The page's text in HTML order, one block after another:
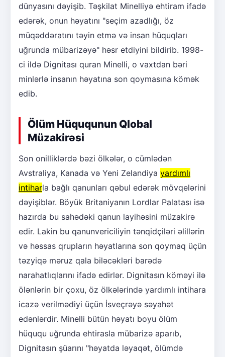
dünyasını dəyişib. Təşkilat Minelliyə ehtiram ifadə
edərək, onun həyatını "seçim azadlığı, öz
müqəddəratını təyin etmə və insan hüquqları
uğrunda mübarizəyə" həsr etdiyini bildirib. 1998-
ci ildə Dignitası quran Minelli, o vaxtdan bəri
minlərlə insanın həyatına son qoymasına kömək
edib.
Ölüm Hüququnun Qlobal
Müzakirəsi
Son onilliklərdə bəzi ölkələr, o cümlədən
Avstraliya, Kanada və Yeni Zelandiya yardımlı
intiharla bağlı qanunları qəbul edərək mövqelərini
dəyişiblər. Böyük Britaniyanın Lordlar Palatası isə
hazırda bu sahədəki qanun layihəsini müzakirə
edir. Lakin bu qanunvericiliyin tənqidçiləri əlillərin
və həssas qrupların həyatlarına son qoymaq üçün
təzyiqə məruz qala biləcəkləri barədə
narahatlıqlarını ifadə edirlər. Dignitasın köməyi ilə
ölənlərin bir çoxu, öz ölkələrində yardımlı intihara
icazə verilmədiyi üçün İsveçrəyə səyahət
edənlərdir. Minelli bütün həyatı boyu ölüm
hüququ uğrunda ehtirasla mübarizə aparıb,
Dignitasın şüarını "həyatda ləyaqət, ölümdə